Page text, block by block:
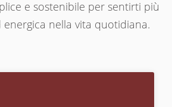
e sostenibile per sentirti più
energica nella vita quotidiana.